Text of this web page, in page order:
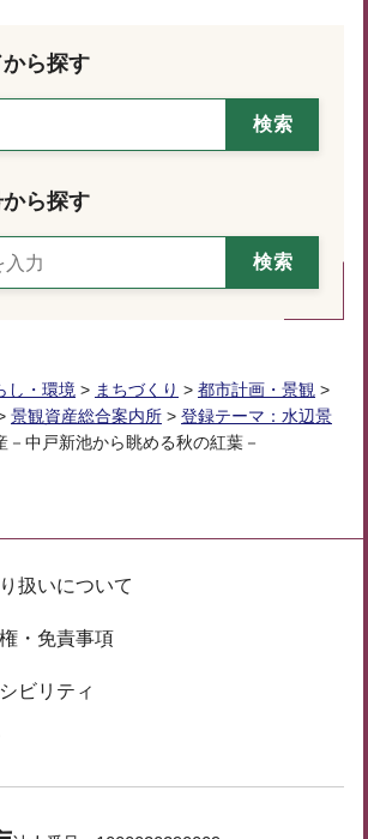
ら探す
ら探す
し・環境 > まちづくり > 都市計画・景観 >
景観資産総合案内所 > 登録テーマ：水辺景
－中戸新池から眺める秋の紅葉－
扱いについて
・免責事項
ビリティ